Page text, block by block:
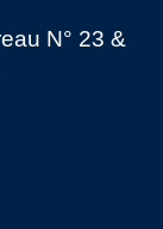
N° 23 &